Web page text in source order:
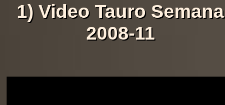
1) Video Tauro Semana
2008-11